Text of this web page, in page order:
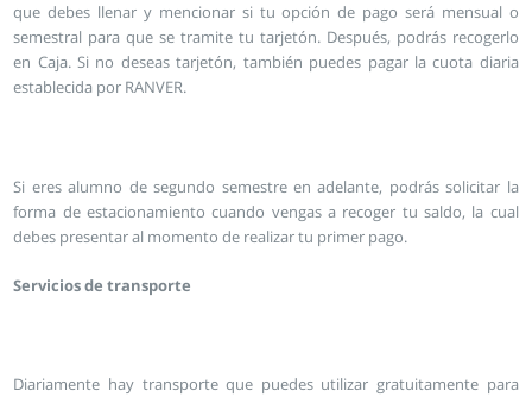
que debes llenar y mencionar si tu opción de pago será mensual o
semestral para que se tramite tu tarjetón. Después, podrás recogerlo
en Caja. Si no deseas tarjetón, también puedes pagar la cuota diaria
establecida por RANVER.
Si eres alumno de segundo semestre en adelante, podrás solicitar la
forma de estacionamiento cuando vengas a recoger tu saldo, la cual
debes presentar al momento de realizar tu primer pago.
Servicios de transporte
Diariamente hay transporte que puedes utilizar gratuitamente para